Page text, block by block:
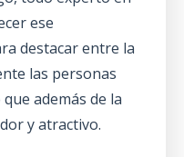
ese
destacar entre la
las personas
además de la
y atractivo.